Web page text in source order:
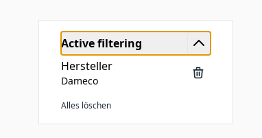
Active filtering
Hersteller
Dameco
Alles löschen